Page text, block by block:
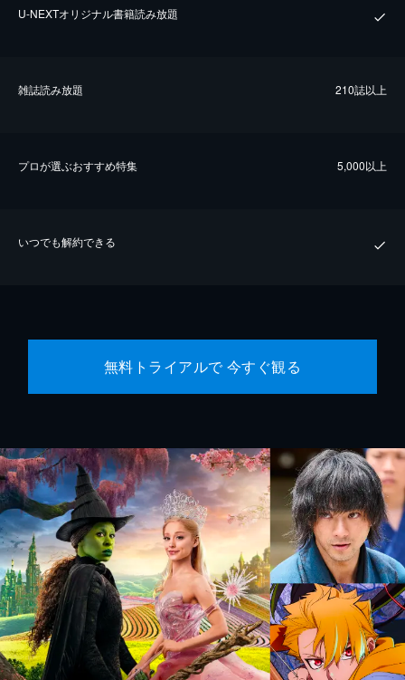
U-NEXTオリジナル書籍読み放題
雑誌読み放題 210誌以上
プロが選ぶおすすめ特集 5,000以上
いつでも解約できる
無料トライアルで 今すぐ観る